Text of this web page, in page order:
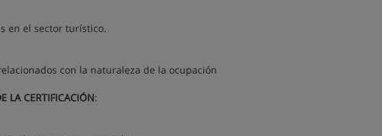
en el sector turístico.
con la naturaleza de la ocupación
LA CERTIFICACIÓN: